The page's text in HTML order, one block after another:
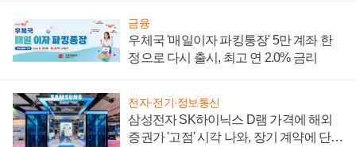
금융
우체국 '매일이자 파킹통장' 5만 계좌 한
정으로 다시 출시, 최고 연 2.0% 금리
전자·전기·정보통신
삼성전자 SK하이닉스 D램 가격에 해외
증권가 '고점' 시각 나와, 장기 계약에 단점